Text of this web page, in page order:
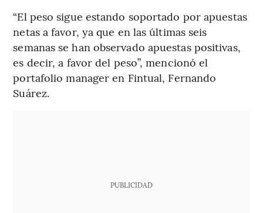
“El peso sigue estando soportado por apuestas
netas a favor, ya que en las últimas seis
semanas se han observado apuestas positivas,
es decir, a favor del peso”, mencionó el
portafolio manager en Fintual, Fernando
Suárez.
PUBLICIDAD